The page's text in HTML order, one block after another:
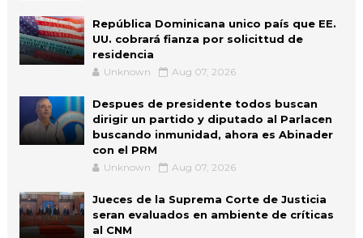
República Dominicana unico país que EE.
UU. cobrará fianza por solicittud de
residencia
Unknown Aug 07, 2026
Despues de presidente todos buscan
dirigir un partido y diputado al Parlacen
buscando inmunidad, ahora es Abinader
con el PRM
Unknown Aug 07, 2026
Jueces de la Suprema Corte de Justicia
seran evaluados en ambiente de críticas
al CNM